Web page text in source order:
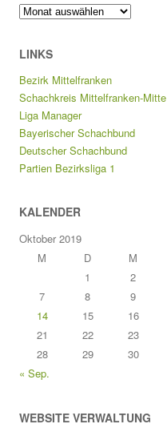
Beiträge/Archiv
LINKS
Bezirk Mittelfranken
Schachkreis Mittelfranken-Mitte
Liga Manager
Bayerischer Schachbund
Deutscher Schachbund
Partien Bezirksliga 1
KALENDER
Oktober 2019
M
D M
1
2
7
8 9
14
15 16
21
22 23
28
29 30
« Sep.
WEBSITE VERWALTUNG